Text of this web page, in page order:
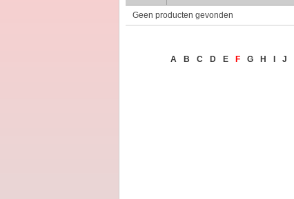
Geen producten gevonden
A B C D E F G H J